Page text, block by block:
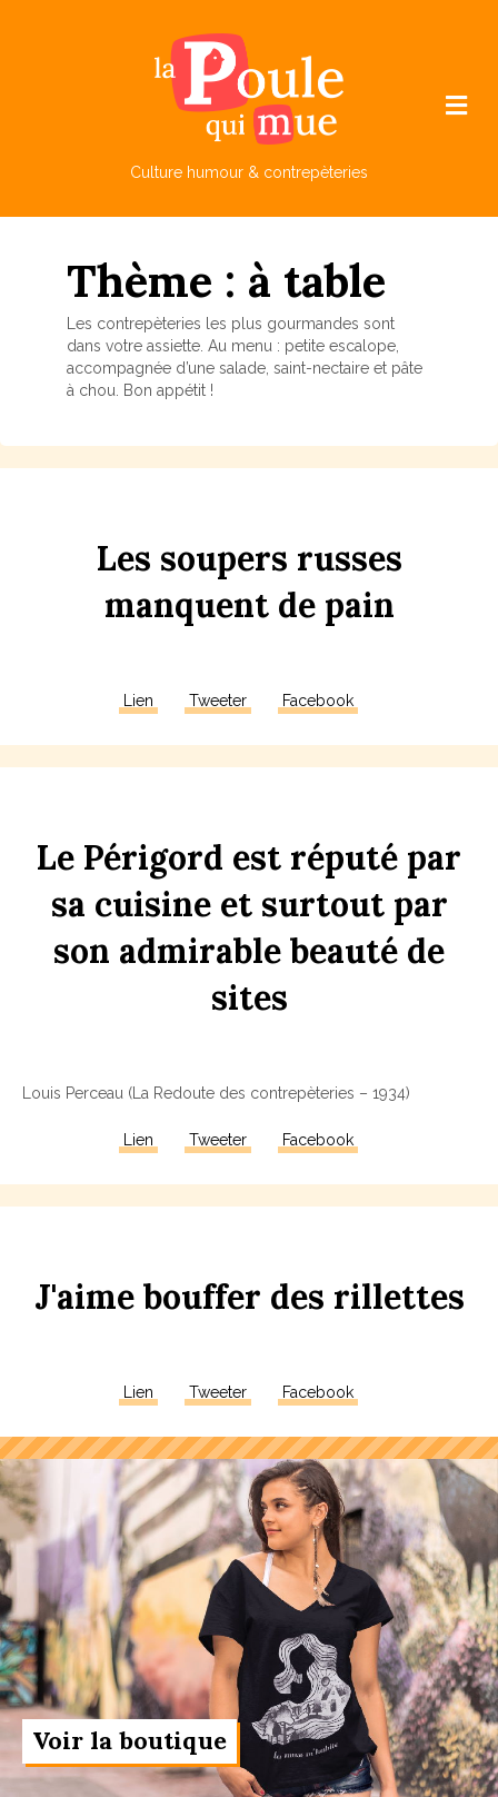
Culture humour & contrepèteries
M
e
Thème : à table
Les contrepèteries les plus gourmandes sont
dans votre assiette. Au menu : petite escalope,
accompagnée d’une salade, saint-nectaire et pâte
à chou. Bon appétit !
Les soupers russes
manquent de pain
Lien Tweeter Facebook
Le Périgord est réputé par
sa cuisine et surtout par
son admirable beauté de
sites
Louis Perceau (La Redoute des contrepèteries – 1934)
Lien Tweeter Facebook
J'aime bouffer des rillettes
Lien Tweeter Facebook
Voir la boutique